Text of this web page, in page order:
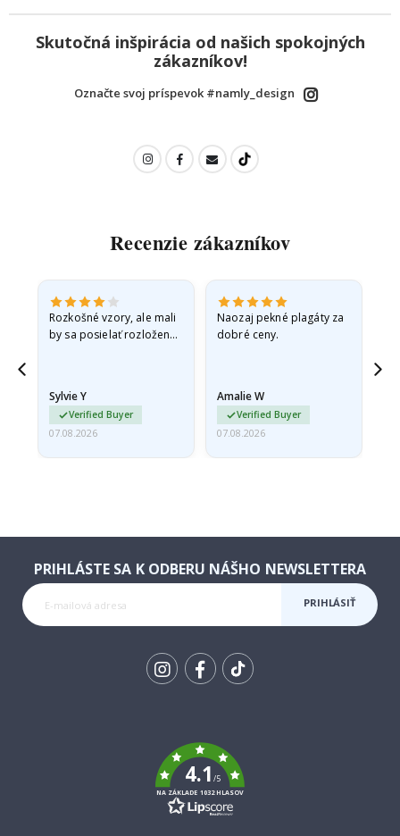
Skutočná inšpirácia od našich spokojných
zákazníkov!
Označte svoj príspevok #namly_design
Recenzie zákazníkov
Rozkošné vzory, ale mali
by sa posielať rozložené
Sylvie Y
Verified Buyer
07.08.2026
Naozaj pekné plagáty za
dobré ceny.
Amalie W
Verified Buyer
07.08.2026
PRIHLÁSTE SA K ODBERU NÁŠHO NEWSLETTERA
PRIHLÁSIŤ
4.1/5
NA ZÁKLADE 1032 HLASOV